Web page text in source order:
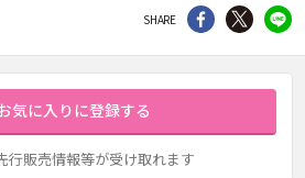
SHARE シェア Twitter
気に入りに登録する
行販売情報等が受け取れます